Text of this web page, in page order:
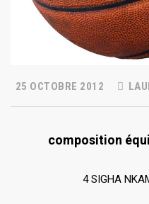
25 OCTOBRE 2012
composition
4 SIGHA